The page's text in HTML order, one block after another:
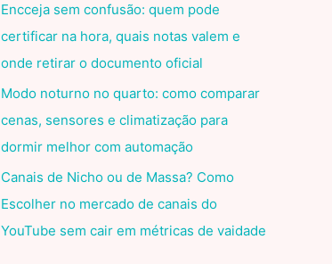
Encceja sem confusão: quem pode
certificar na hora, quais notas valem e
onde retirar o documento oficial
Modo noturno no quarto: como comparar
cenas, sensores e climatização para
dormir melhor com automação
Canais de Nicho ou de Massa? Como
Escolher no mercado de canais do
YouTube sem cair em métricas de vaidade